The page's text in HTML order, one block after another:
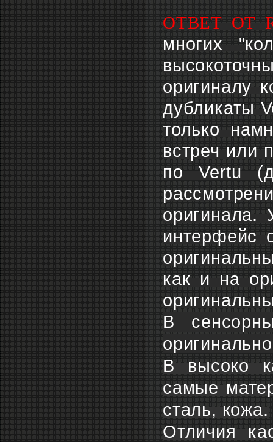
ОТВЕТ ОТ
многих
оригиналу
дубликаты
только
встреч или
по Vertu
оригинала.
интерфейс
как и на
В
В высоко
самые
сталь, кожа.
Отличия